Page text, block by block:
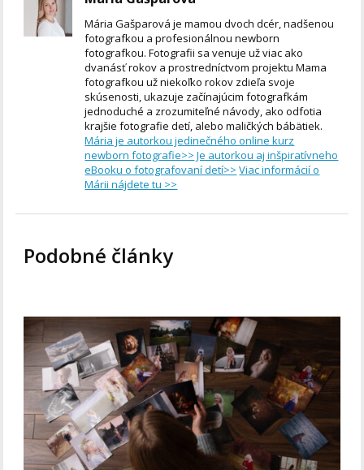
Mária Gašparová je mamou dvoch dcér, nadšenou
fotografkou a profesionálnou newborn
fotografkou. Fotografii sa venuje už viac ako
dvanásť rokov a prostredníctvom projektu Mama
fotografkou už niekoľko rokov zdieľa svoje
skúsenosti, ukazuje začínajúcim fotografkám
jednoduché a zrozumiteľné návody, ako odfotia
krajšie fotografie detí, alebo maličkých bábätiek.
Mária je autorkou jedinečného online kurz
newborn fotografie>> Je autorkou aj inšpiratívneho
eBooku o fotografovaní detí>> Viac informácií o
Márii nájdete tu >>
Podobné články